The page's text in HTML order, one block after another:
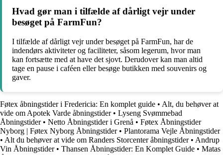
Hvad gør man i tilfælde af dårligt vejr under
besøget på FarmFun?
I tilfælde af dårligt vejr under besøget på FarmFun, har de
indendørs aktiviteter og faciliteter, såsom legerum, hvor man
kan fortsætte med at have det sjovt. Derudover kan man altid
tage en pause i caféen eller besøge butikken med souvenirs og
gaver.
Føtex åbningstider i Fredericia: En komplet guide • Alt, du behøver at
vide om Apotek Varde åbningstider• Lyseng Svømmebad
Åbningstider• Netto Åbningstider i Grenå • Føtex Åbningstider
Nyborg | Føtex Nyborg Åbningstider• Plantorama Vejle Åbningstider
• Alt du behøver at vide om Randers Storcenter åbningstider• Andrup
Vin Åbningstider• Thansen Åbningstider: En Komplet Guide • Matas